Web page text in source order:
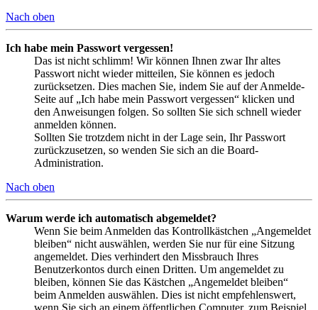
Nach oben
Ich habe mein Passwort vergessen!
Das ist nicht schlimm! Wir können Ihnen zwar Ihr altes
Passwort nicht wieder mitteilen, Sie können es jedoch
zurücksetzen. Dies machen Sie, indem Sie auf der Anmelde-
Seite auf „Ich habe mein Passwort vergessen“ klicken und
den Anweisungen folgen. So sollten Sie sich schnell wieder
anmelden können.
Sollten Sie trotzdem nicht in der Lage sein, Ihr Passwort
zurückzusetzen, so wenden Sie sich an die Board-
Administration.
Nach oben
Warum werde ich automatisch abgemeldet?
Wenn Sie beim Anmelden das Kontrollkästchen „Angemeldet
bleiben“ nicht auswählen, werden Sie nur für eine Sitzung
angemeldet. Dies verhindert den Missbrauch Ihres
Benutzerkontos durch einen Dritten. Um angemeldet zu
bleiben, können Sie das Kästchen „Angemeldet bleiben“
beim Anmelden auswählen. Dies ist nicht empfehlenswert,
wenn Sie sich an einem öffentlichen Computer, zum Beispiel